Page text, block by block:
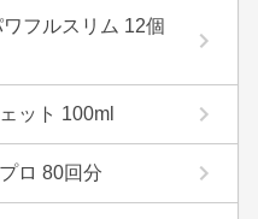
フルスリム 12個
ット 100ml
ロ 80回分